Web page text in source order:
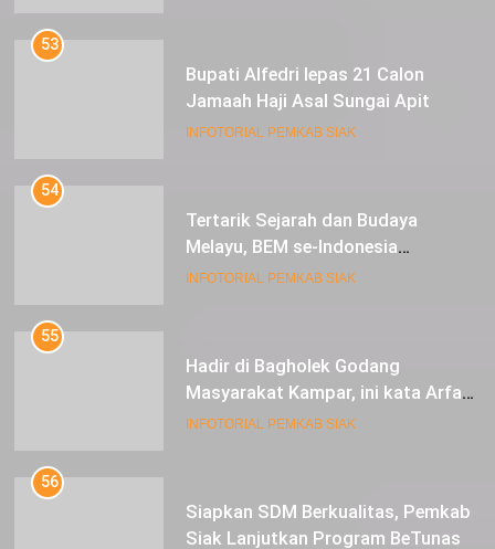
53
Bupati Alfedri lepas 21 Calon
Jamaah Haji Asal Sungai Apit
INFOTORIAL PEMKAB SIAK
54
Tertarik Sejarah dan Budaya
Melayu, BEM se-Indonesia
Berkunjung ke Kabupaten Siak
INFOTORIAL PEMKAB SIAK
55
Hadir di Bagholek Godang
Masyarakat Kampar, ini kata Arfan
Usman
INFOTORIAL PEMKAB SIAK
56
Siapkan SDM Berkualitas, Pemkab
Siak Lanjutkan Program BeTunas